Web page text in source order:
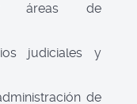
áreas de
judiciales y
de